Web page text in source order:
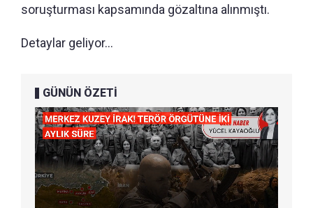
soruşturması kapsamında gözaltına alınmıştı.
Detaylar geliyor...
GÜNÜN ÖZETİ